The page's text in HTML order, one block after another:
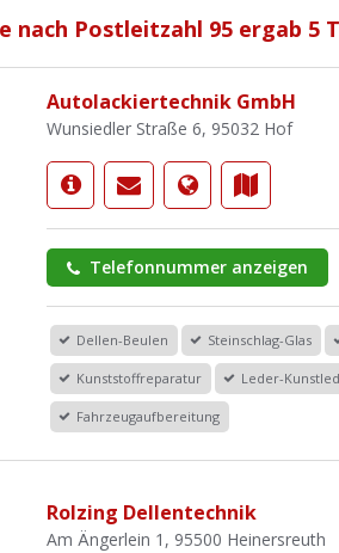
nach Postleitzahl 95 ergab 5
Autolackiertechnik GmbH
Wunsiedler Straße 6, 95032 Hof
Telefonnummer anzeigen
Dellen-Beulen Steinschlag-Glas
Kunststoffreparatur Leder-
Fahrzeugaufbereitung
Rolzing Dellentechnik
Am Ängerlein 1, 95500 Heinersreuth